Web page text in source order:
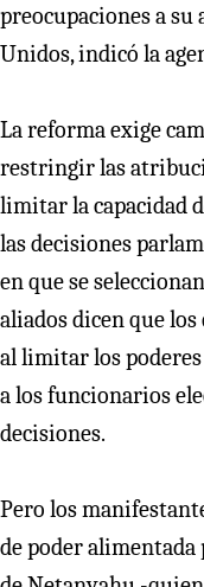
preocupaciones a su
Unidos, indicó la
La reforma exige
restringir las
limitar la capacidad
las decisiones
en que se
aliados dicen que
al limitar los
a los funcionarios
decisiones.
Pero los
de poder